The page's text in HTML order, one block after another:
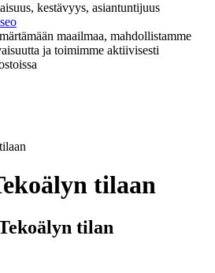
kestävyys, asiantuntijuus
maailmaa, mahdollistamme
ja toimimme aktiivisesti
tilaan
tilan